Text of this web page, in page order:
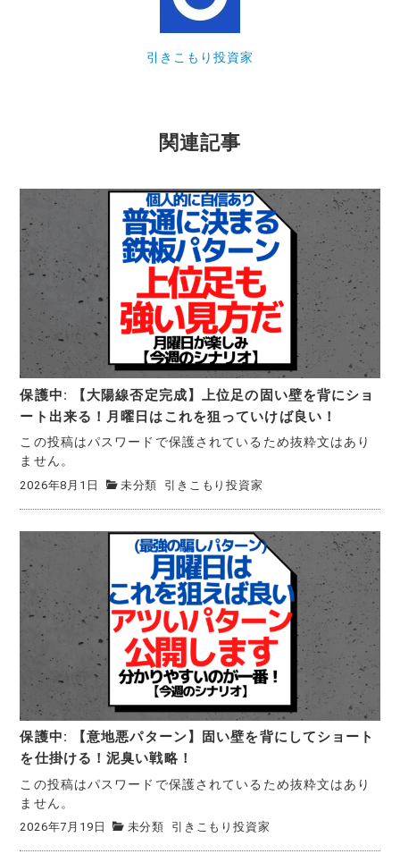
引きこもり投資家
関連記事
保護中: 【大陽線否定完成】上位足の固い壁を背にショ
ート出来る！月曜日はこれを狙っていけば良い！
この投稿はパスワードで保護されているため抜粋文はあり
ません。
2026年8月1日 未分類 引きこもり投資家
保護中: 【意地悪パターン】固い壁を背にしてショート
を仕掛ける！泥臭い戦略！
この投稿はパスワードで保護されているため抜粋文はあり
ません。
2026年7月19日 未分類 引きこもり投資家